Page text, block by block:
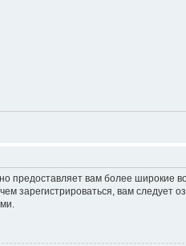
предоставляет вам более широкие
зарегистрироваться, вам следует